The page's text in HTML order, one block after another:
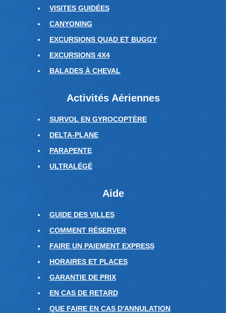
VISITES GUIDÉES
CANYONING
EXCURSIONS QUAD ET BUGGY
EXCURSIONS 4X4
BALADES À CHEVAL
Activités Aériennes
SURVOL EN GYROCOPTÈRE
DELTA-PLANE
PARAPENTE
ULTRALÉGÉ
Aide
GUIDE DES VILLES
COMMENT RÉSERVER
FAIRE UN PAIEMENT EXPRESS
HORAIRES ET PLACES
GARANTIE DE PRIX
EN CAS DE RETARD
QUE FAIRE EN CAS D'ANNULATION